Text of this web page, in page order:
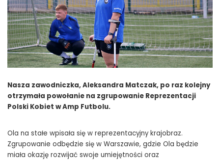
Nasza zawodniczka, Aleksandra Matczak, po raz kolejny
otrzymała powołanie na zgrupowanie Reprezentacji
Polski Kobiet w Amp Futbolu.
Ola na stałe wpisała się w reprezentacyjny krajobraz.
Zgrupowanie odbędzie się w Warszawie, gdzie Ola będzie
miała okazję rozwijać swoje umiejętności oraz